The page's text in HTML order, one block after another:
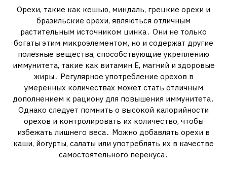
Орехи, такие как кешью, миндаль, грецкие орехи и
бразильские орехи, являються отличным
растительным источником цинка․ Они не только
богаты этим микроэлементом, но и содержат другие
полезные вещества, способствующие укреплению
иммунитета, такие как витамин Е, магний и здоровые
жиры․ Регулярное употребление орехов в
умеренных количествах может стать отличным
дополнением к рациону для повышения иммунитета․
Однако следует помнить о высокой калорийности
орехов и контролировать их количество, чтобы
избежать лишнего веса․ Можно добавлять орехи в
каши, йогурты, салаты или употреблять их в качестве
самостоятельного перекуса․